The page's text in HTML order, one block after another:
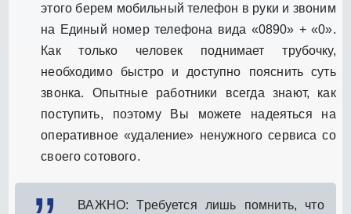
этого берем мобильный телефон в руки и звоним
на Единый номер телефона вида «0890» + «0».
Как только человек поднимает трубочку,
необходимо быстро и доступно пояснить суть
звонка. Опытные работники всегда знают, как
поступить, поэтому Вы можете надеяться на
оперативное «удаление» ненужного сервиса со
своего сотового.
ВАЖНО: Требуется лишь помнить, что